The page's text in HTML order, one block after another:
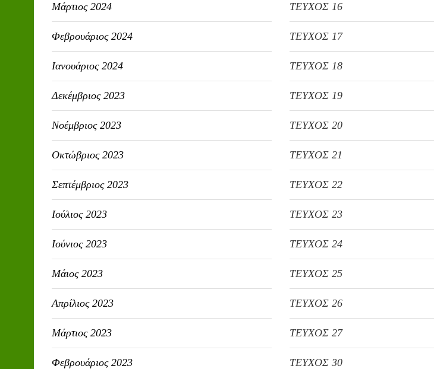
Μάρτιος 2024
Φεβρουάριος 2024
Ιανουάριος 2024
Δεκέμβριος 2023
Νοέμβριος 2023
Οκτώβριος 2023
Σεπτέμβριος 2023
Ιούλιος 2023
Ιούνιος 2023
Μάιος 2023
Απρίλιος 2023
Μάρτιος 2023
Φεβρουάριος 2023
ΤΕΥΧΟΣ 16
ΤΕΥΧΟΣ 17
ΤΕΥΧΟΣ 18
ΤΕΥΧΟΣ 19
ΤΕΥΧΟΣ 20
ΤΕΥΧΟΣ 21
ΤΕΥΧΟΣ 22
ΤΕΥΧΟΣ 23
ΤΕΥΧΟΣ 24
ΤΕΥΧΟΣ 25
ΤΕΥΧΟΣ 26
ΤΕΥΧΟΣ 27
ΤΕΥΧΟΣ 30